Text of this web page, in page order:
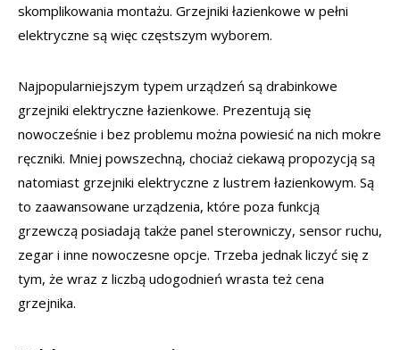
skomplikowania montażu. Grzejniki łazienkowe w pełni
elektryczne są więc częstszym wyborem.
Najpopularniejszym typem urządzeń są drabinkowe
grzejniki elektryczne łazienkowe. Prezentują się
nowocześnie i bez problemu można powiesić na nich mokre
ręczniki. Mniej powszechną, chociaż ciekawą propozycją są
natomiast grzejniki elektryczne z lustrem łazienkowym. Są
to zaawansowane urządzenia, które poza funkcją
grzewczą posiadają także panel sterowniczy, sensor ruchu,
zegar i inne nowoczesne opcje. Trzeba jednak liczyć się z
tym, że wraz z liczbą udogodnień wrasta też cena
grzejnika.